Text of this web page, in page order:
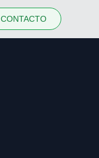
CONTACTO